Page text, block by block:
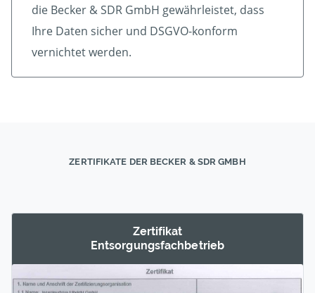
die Becker & SDR GmbH gewährleistet, dass
Ihre Daten sicher und DSGVO-konform
vernichtet werden.
ZERTIFIKATE DER BECKER & SDR GMBH
Zertifikat
Entsorgungs­fachbetrieb